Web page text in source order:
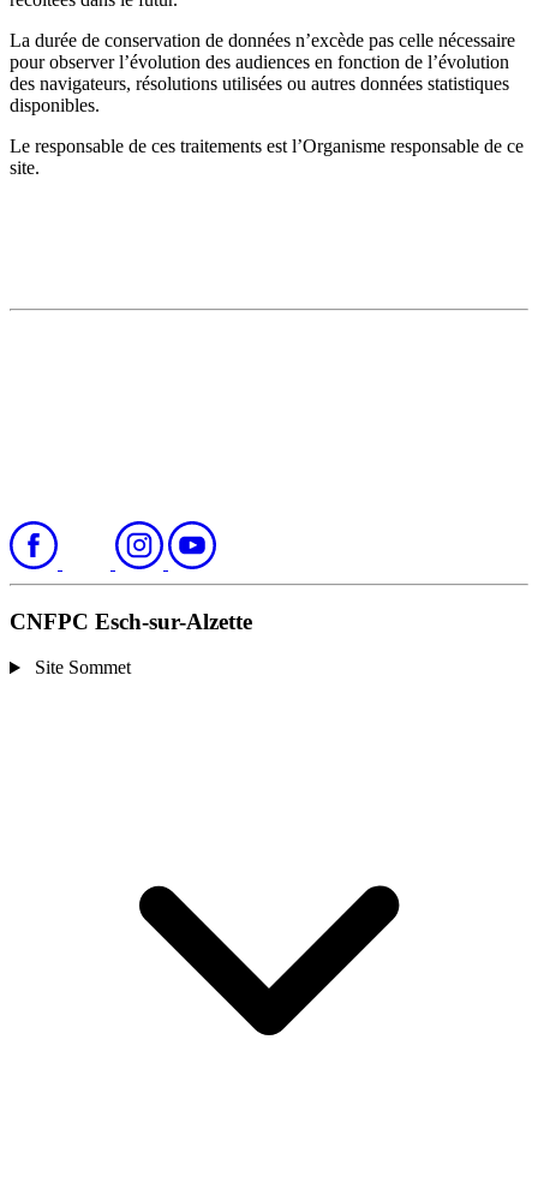
La durée de conservation de données n’excède pas celle nécessaire
pour observer l’évolution des audiences en fonction de l’évolution
des navigateurs, résolutions utilisées ou autres données statistiques
disponibles.
Le responsable de ces traitements est l’Organisme responsable de ce
site.
CNFPC Esch-sur-Alzette
Site Sommet